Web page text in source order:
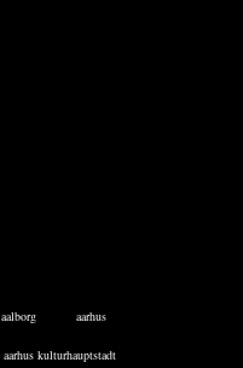
aalborg aarhus
aarhus kulturhauptstadt